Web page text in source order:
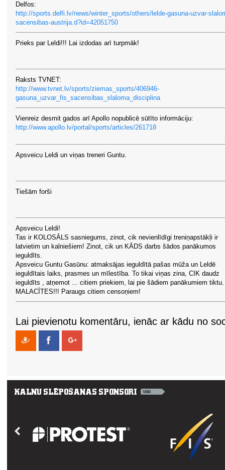
Delfos:
http://sports.delfi.lv/news/winter_sports/others/lelde-gasuna-uzvar-
sacensibas-austrija.d?id=42051750
Prieks par Leldi!!! Lai izdodas arī turpmāk!
Raksts TVNET:
http://www.tvnet.lv/sports/ziemas_sports/406946-
gasuna_uzvar_fis_sacensibas_slaloma_disciplina
Vienreiz desmit gados arī Apollo nopublicē sūtīto informāciju:
http://www.apollo.lv/portal/sports/articles/261718
Apsveicu Leldi un viņas treneri Guntu.
Tiešām forši
Apsveicu Leldi!
Tas ir KOLOSĀLS sasniegums, zinot, cik nevienlīdīgi treniņapstākļi ir
latvietim un kalniešiem! Zinot, cik un KĀDS darbs šādos panākumos
ieguldīts.
Apsveicu Guntu Gasūnu: atmaksājas ieguldītā pašas mūža un Leldē
ieguldītais laiks, prasmes un mīlestība. To tikai viņas zina, CIK daudz
ieguldīts , atņemot ... citiem priekiem, lai pie šādiem panākumiem tiktu.
MALACĪTES!!! Paraugs citiem censoņiem!
Lai pievienotu komentāru, ienāc ar kādu no